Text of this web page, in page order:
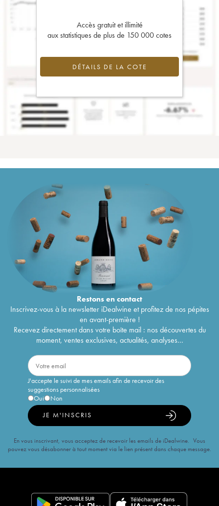
Accès gratuit et illimité
aux statistiques de plus de 150 000 cotes
DÉTAILS DE LA COTE
Restons encontact
Inscrivez-vous à la newsletter iDealwine et profitez de nos pépites
en avant-première !
Recevez directement dans votre boîte mail : nos découvertes du
moment, ventes exclusives, actualités, analyses...
J'accepte le suivi de mes emails afin de recevoir des
suggestions personnalisées
Oui
Non
JE M'INSCRIS
En vous inscrivant, vous acceptez de recevoir les emails de iDealwine. Vous
pouvez vous désabonner à tout moment via le lien présent dans chaque message.